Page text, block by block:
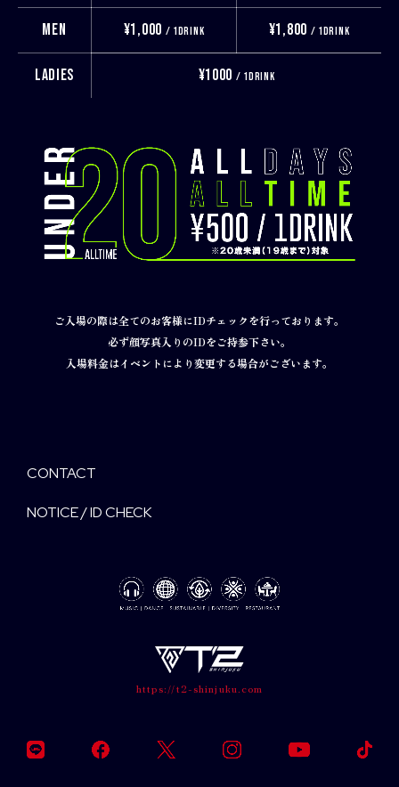
MEN ¥1,000 / 1DRINK ¥1,800 / 1DRINK
LADIES ¥1000 / 1DRINK
ご入場の際は全てのお客様にIDチェックを行っております。
必ず顔写真入りのIDをご持参下さい。
入場料金はイベントにより変更する場合がございます。
CONTACT
NOTICE / ID CHECK
https://t2-shinjuku.com